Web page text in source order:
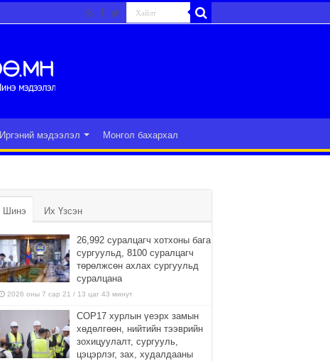
Иргэний мэдээлэл Монгол бахархал
Шинэ Их Үзсэн
26,992 суралцагч хотхоны бага
сургуульд, 8100 суралцагч
төрөлжсөн ахлах сургуульд
суралцана
2026 оны 7 сар 21 / 13 цаг 43 минут
COP17 хурлын үеэрх замын
хөдөлгөөн, нийтийн тээврийн
зохицуулалт, сургууль,
цэцэрлэг, зах, худалдааны